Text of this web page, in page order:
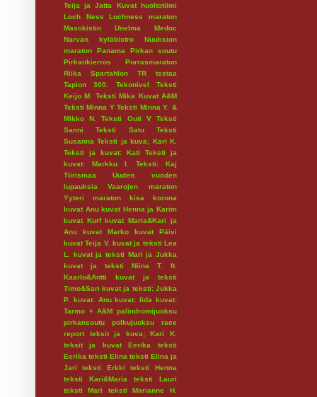
Teija ja Jatta
Kuvat huoltotiimi
Loch Ness
Lochness maraton
Masokistin Unelma
Medoc
Narvan kyläbistro
Nuuksion
maraton
Panama
Pirkan soutu
Pirkankierros
Porrasmaraton
Riika
Spartahlon
TR testaa
Tapion 300.
Tekonivel
Teksti
Keijo M.
Teksti Mika Kuvat A&M
Teksti Minna Y Teksti Minna Y. &
Mikko N.
Teksti Outi V
Teksti
Sanni
Teksti Satu
Teksti
Susanna Teksti ja kuva; Kari K.
Teksti ja kuvat: Kati
Teksti ja
kuvat: Markku I.
Teksti: Kaj
Tiirismaa
Uuden vuoden
lupauksia
Vaarojen maraton
Yyteri maraton
kisa
korona
kuvat Anu kuvat Henna ja Karim
kuvat Kurf kuvat Maria&Kari ja
Anu
kuvat Marko
kuvat Päivi
kuvat Teija V. kuvat ja teksti Lea
L.
kuvat ja teksti Mari ja Jukka
kuvat ja teksti Niina T. ft.
Kaarlo&Antti
kuvat ja teksti
Timo&Sari kuvat ja teksti: Jukka
P.
kuvat: Anu kuvat: Iida kuvat:
Tarmo + A&M palindromijuoksu
pirkansoutu
polkujuoksu
race
report
teksit ja kuva; Kari K.
teksit ja kuvat Eerika
teksti
Eerika teksti Elina teksti Elina ja
Jari
teksti Erkki
teksti Henna
teksti Kari&Maria
teksti Lauri
teksti Mari
teksti Marianne H.